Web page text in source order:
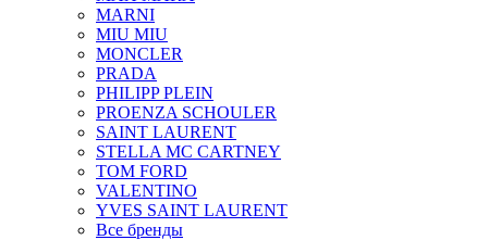
MARNI
MIU MIU
MONCLER
PRADA
PHILIPP PLEIN
PROENZA SCHOULER
SAINT LAURENT
STELLA MC CARTNEY
TOM FORD
VALENTINO
YVES SAINT LAURENT
Все бренды